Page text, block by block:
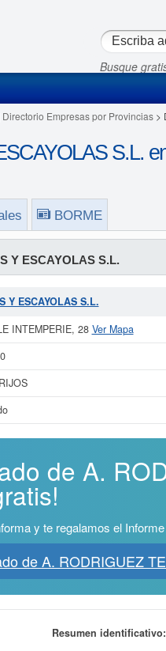
Busque
Directorio Empresas por Provincias>
S.L.
BORME
Y ESCAYOLAS S.L.
Y ESCAYOLAS S.L.
INTEMPERIE, 28 Ver Mapa
de A.
y te regalamos el
de A. RODRIGUEZ
Resumen identificativo: